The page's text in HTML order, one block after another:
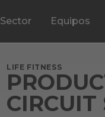
Sector Equipos
LIFE FITNESS
CIRCUIT